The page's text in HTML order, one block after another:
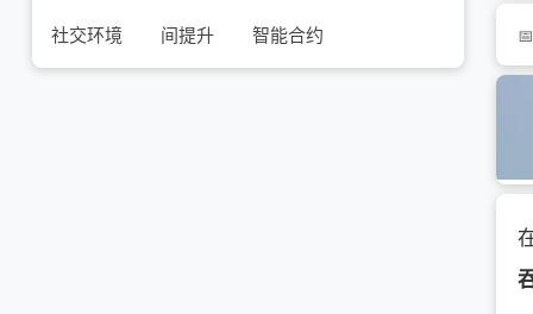
社交环境 间提升 智能合约